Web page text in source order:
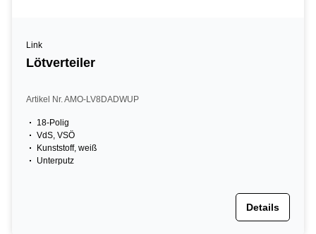
Link
Lötverteiler
Artikel Nr. AMO-LV8DADWUP
18-Polig
VdS, VSÖ
Kunststoff, weiß
Unterputz
Details